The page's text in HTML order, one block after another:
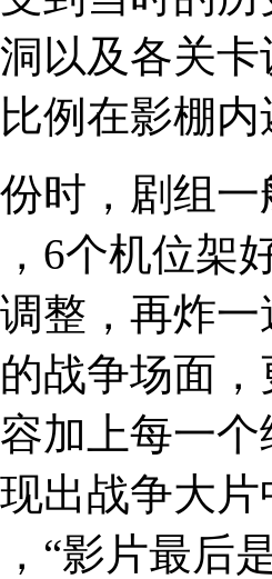
以及各关
例在影棚
时，剧组
6个机位架
整，再炸
战争场面
加上每一
出战争大
“影片最后